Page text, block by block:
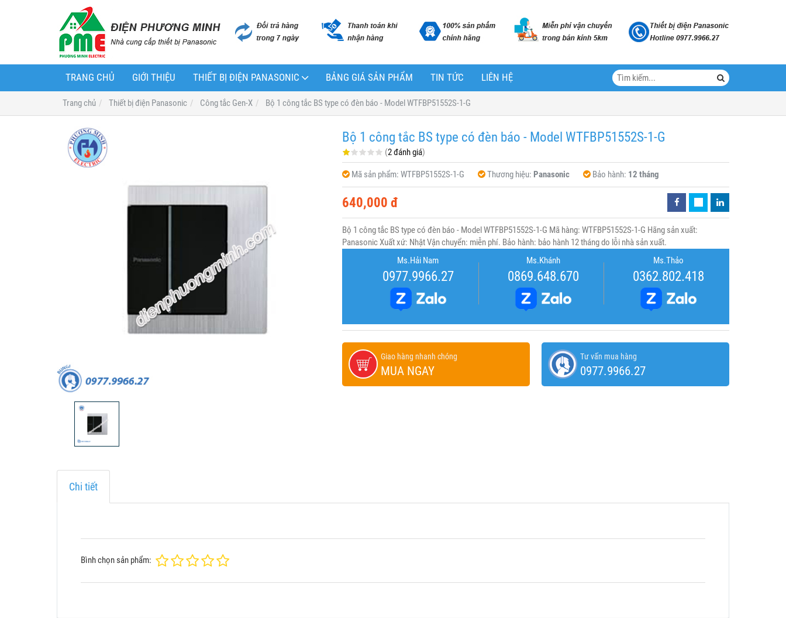
TRANG CHỦ GIỚI THIỆU THIẾT BỊ ĐIỆN PANASONIC BẢNG GIÁ SẢN PHẨM TIN TỨC LIÊN HỆ
Trang chủ Thiết bị điện Panasonic Công tắc Gen-X Bộ 1 công tắc BS type có đèn báo - Model WTFBP51552S-1-G
Bộ 1 công tắc BS type có đèn báo - Model WTFBP51552S-1-G
(2 đánh giá)
Mã sản phẩm: WTFBP51552S-1-G Thương hiệu: Panasonic Bảo hành: 12 tháng
640,000 đ
Bộ 1 công tắc BS type có đèn báo - Model WTFBP51552S-1-G Mã hàng: WTFBP51552S-1-G Hãng sản xuất:
Panasonic Xuất xứ: Nhật Vận chuyển: miễn phí. Bảo hành: bảo hành 12 tháng do lỗi nhà sản xuất.
Ms.Hải Nam
0977.9966.27
Ms.Khánh
0869.648.670
Ms.Thảo
0362.802.418
Giao hàng nhanh chóng
MUA NGAY
Tư vấn mua hàng
0977.9966.27
Chi tiết
Bình chọn sản phẩm: